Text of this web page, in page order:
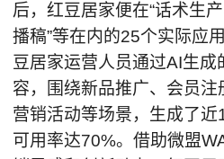
后，红豆居家便在“话术生
播稿”等在内的25个实际应
豆居家运营人员通过AI生
容，围绕新品推广、会员注
营销活动等场景，生成了
可用率达70%。借助微盟